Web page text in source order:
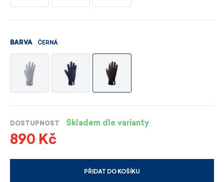
BARVA ČERNÁ
DOSTUPNOST Skladem dle varianty
890 Kč
PŘIDAT DO KOŠÍKU